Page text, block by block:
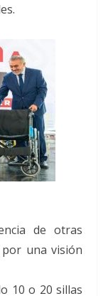
de otras
una visión
10 o 20 sillas